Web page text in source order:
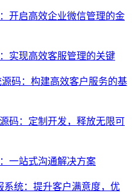
开启高效企业微信管理的金
实现高效客服管理的关键
码：构建高效客户服务的基
码：定制开发，释放无限可
一站式沟通解决方案
系统：提升客户满意度，优